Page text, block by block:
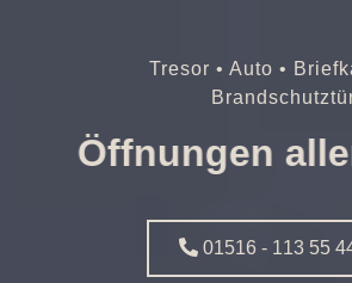
Tresor • Auto •
Brandschutztür
Öffnungen
01516 - 113 55